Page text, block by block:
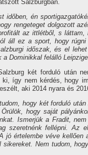
Salzburgban.
időben, én
rengeteget dolgozott
az ittlétből, s
áll ez a sport, hogy
időszak, és el
Dominikkal felálló
két forduló után
ki, így nem kérdés, hogy
aki 2014 nyara és
hogy két forduló
hogy saját
Ismerjük a Fradit,
szeretnénk fellépni. Az
jó értelembe véve
Nem tudom,